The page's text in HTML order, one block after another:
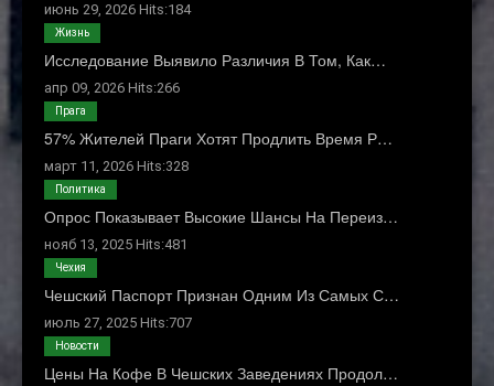
июнь 29, 2026 Hits:184
Исследование Выявило Различия В Том, Как…
апр 09, 2026 Hits:266
Жизнь
57% Жителей Праги Хотят Продлить Время Р…
март 11, 2026 Hits:328
Прага
Опрос Показывает Высокие Шансы На Переиз…
нояб 13, 2025 Hits:481
Политика
Чешский Паспорт Признан Одним Из Самых С…
июль 27, 2025 Hits:707
Чехия
Цены На Кофе В Чешских Заведениях Продол…
Новости